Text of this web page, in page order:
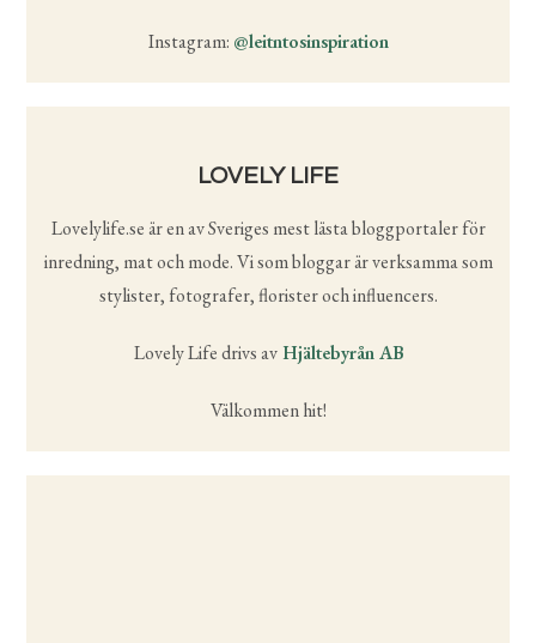
Instagram: @leitntosinspiration
LOVELY LIFE
Lovelylife.se är en av Sveriges mest lästa bloggportaler för
inredning, mat och mode. Vi som bloggar är verksamma som
stylister, fotografer, florister och influencers.
Lovely Life drivs av Hjältebyrån AB
Välkommen hit!